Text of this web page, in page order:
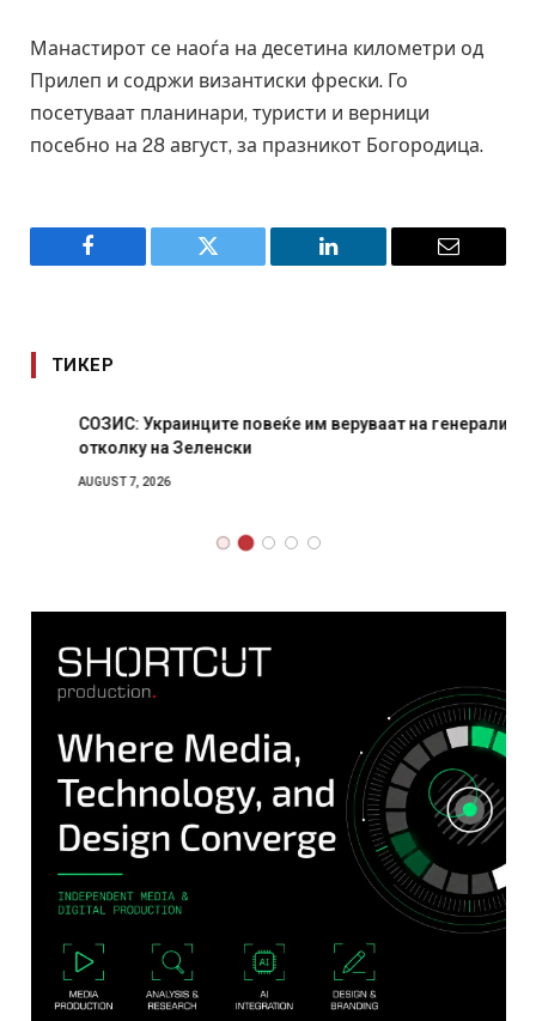
Манастирот се наоѓа на десетина километри од
Прилеп и содржи византиски фрески. Го
посетуваат планинари, туристи и верници
посебно на 28 август, за празникот Богородица.
Facebook Twitter LinkedIn Email
ТИКЕР
СОЗИС: Украинците повеќе им веруваат на генералите
отколку на Зеленски
AUGUST 7, 2026